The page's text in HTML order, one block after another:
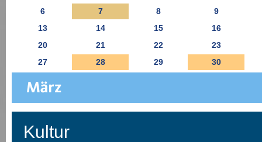
6
7 8
9
13
14 15
16
20
21 22
23
27
28 29 30
Kultur